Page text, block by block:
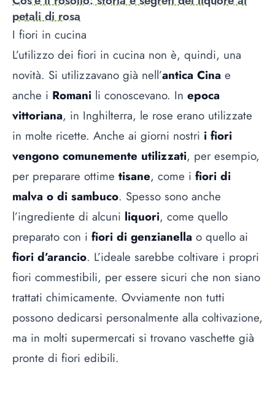
petali di rosa
I fiori in cucina
L’utilizzo dei fiori in cucina non è, quindi, una
novità. Si utilizzavano già nell’antica Cina e
anche i Romani li conoscevano. In epoca
vittoriana, in Inghilterra, le rose erano utilizzate
in molte ricette. Anche ai giorni nostri i fiori
vengono comunemente utilizzati, per esempio,
per preparare ottime tisane, come i fiori di
malva o di sambuco. Spesso sono anche
l’ingrediente di alcuni liquori, come quello
preparato con i fiori di genzianella o quello ai
fiori d’arancio. L’ideale sarebbe coltivare i propri
fiori commestibili, per essere sicuri che non siano
trattati chimicamente. Ovviamente non tutti
possono dedicarsi personalmente alla coltivazione,
ma in molti supermercati si trovano vaschette già
pronte di fiori edibili.